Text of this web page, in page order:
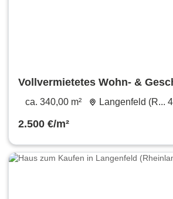
Vollvermietetes Wohn- &
Zentrum von Langenfeld
ca. 340,00 m² Langenfeld (R...
2.500 €/m²